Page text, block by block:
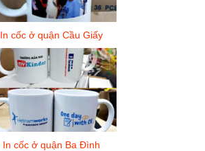
In cốc ở quận Cầu Giấy
In cốc ở quận Ba Đình